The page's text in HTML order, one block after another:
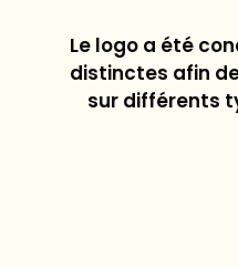
Le logo a été
distinctes afin
sur différents